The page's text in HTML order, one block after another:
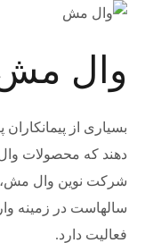
وال
بسیاری از
دهند که محصولات
شرکت نوین وال مش،
سالهاست در زمینه
فعالیت دارد.